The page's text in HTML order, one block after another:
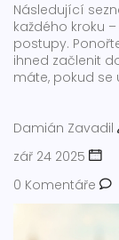
Následující
každého kroku
postupy.
ihned začlenit
máte, pokud se
Damián Zavadil
zář 24 2025
0 Komentáře